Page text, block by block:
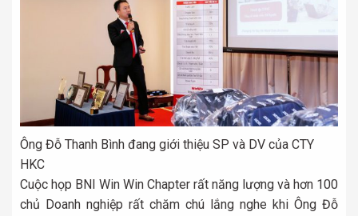
Ông Đỗ Thanh Bình đang giới thiệu SP và DV của CTY
HKC
Cuộc họp BNI Win Win Chapter rất năng lượng và hơn 100
chủ Doanh nghiệp rất chăm chú lắng nghe khi Ông Đỗ